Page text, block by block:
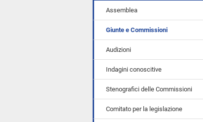
Assemblea
Giunte e Commissioni
Audizioni
Indagini conoscitive
Stenografici delle Commissioni
Comitato per la legislazione